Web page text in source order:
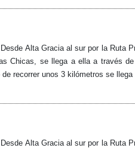
Alta Gracia al sur por la Ruta
Chicas, se llega a ella a través
recorrer unos 3 kilómetros se llega
Alta Gracia al sur por la Ruta